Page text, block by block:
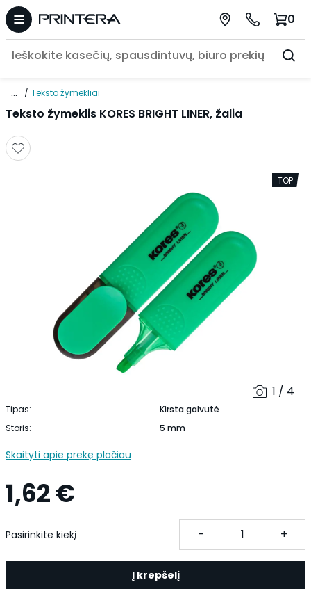
0
... Teksto žymekliai
Teksto žymeklis KORES BRIGHT LINER, žalia
TOP
1 / 4
Tipas:
Kirsta galvutė
Storis:
5 mm
Skaityti apie prekę plačiau
1,62 €
Pasirinkite kiekį - +
Į krepšelį